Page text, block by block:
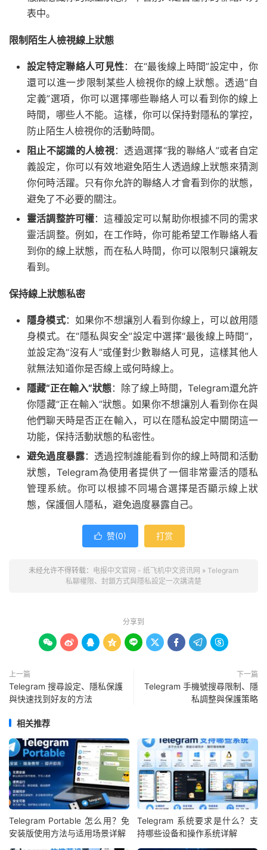
表中。
限制陌生人檢視線上狀態
設定特定聯絡人可見性：在“最後線上時間”設定中，你
還可以進一步限制某些人檢視你的線上狀態。透過“自
定義”選項，你可以選擇哪些聯絡人可以看到你的線上
時間，哪些人不能。這樣，你可以保持對隱私的掌控，
防止陌生人檢視你的活動時間。
阻止不認識的人檢視：透過選擇“我的聯絡人”或者自定
義設定，你可以有效地避免陌生人透過線上狀態來猜測
你何時活躍。只有你允許的聯絡人才會看到你的狀態，
避免了不必要的關注。
靈活調整許可權：這種設定可以幫助你根據不同的需求
靈活調整。例如，在工作時，你可能希望工作聯絡人看
到你的線上狀態，而在私人時間，你可以限制只讓親友
看到。
保持線上狀態私密
隱身模式：如果你不想讓別人看到你線上，可以啟用隱
身模式。在“隱私與安全”設定中選擇“最後線上時間”，
並設定為“沒有人”或僅對少數聯絡人可見，這樣其他人
就無法知道你是否線上或何時線上。
隱藏“正在輸入”狀態：除了線上時間，Telegram還允許
你隱藏“正在輸入”狀態。如果你不想讓別人看到你在與
他們聊天時是否正在輸入，可以在隱私設定中關閉這一
功能，保持活動狀態的私密性。
避免過度暴露：透過控制誰能看到你的線上時間和活動
狀態，Telegram為使用者提供了一個非常靈活的隱私
管理系統。你可以根據不同場合選擇是否顯示線上狀
態，保護個人隱私，避免過度暴露自己。
 赞(0) 打赏
未经允许不得转载： 电报中文官网 - 纸飞机中文资讯网 » Telegram
私聊權限、封鎖方式與隱私設定一次講清楚
分享到
        
上一篇
Telegram 搜尋設定、隱私保護
與快速找到好友的方法
下一篇
Telegram 手機號搜尋限制、隱
私調整與保護策略
相关推荐
Telegram Portable 怎么用？免
安装版使用方法与适用场景详解
Telegram 系统要求是什么？支
持哪些设备和操作系统详解